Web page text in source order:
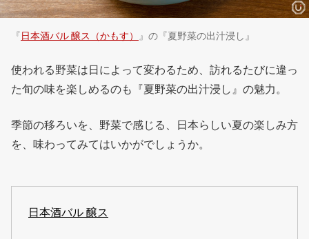
『日本酒バル 醸ス（かもす） 』の『夏野菜の出汁浸し』
使われる野菜は日によって変わるため、訪れるたびに違っ
た旬の味を楽しめるのも『夏野菜の出汁浸し』の魅力。
季節の移ろいを、野菜で感じる、日本らしい夏の楽しみ方
を、味わってみてはいかがでしょうか。
日本酒バル 醸ス